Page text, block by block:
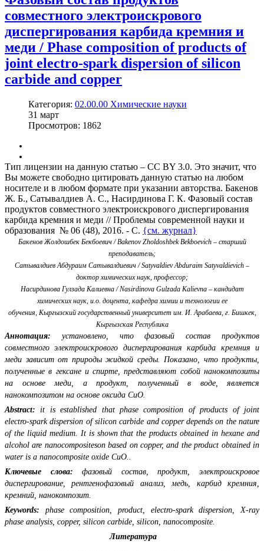
совместного электроискрового
диспергирования карбида кремния и
меди / Phase composition of products of
joint electro-spark dispersion of silicon
carbide and copper
Категория: 02.00.00 Химические науки
31 март
Просмотров: 1862
Тип лицензии на данную статью – CC BY 3.0. Это значит, что
Вы можете свободно цитировать данную статью на любом
носителе и в любом формате при указании авторства. Бакенов
Ж. Б., Сатывалдиев А. С., Насирдинова Г. К. Фазовый состав
продуктов совместного электроискрового диспергирования
карбида кремния и меди // Проблемы современной науки и
образования № 06 (48), 2016. - С. {см. журнал}
Бакенов Жолдошбек Бекбоевич / BakenovZholdoshbek Bekboevich– старший
преподаватель;
Сатывалдиев Абдураим Сатывалдиевич /SatyvaldievAbduraim Satyvaldievich –
доктор химических наук, профессор;
Насирдинова Гулзада Калиевна / Nasirdinova Gulzada Kalievna– кандидат
химических наук, и.о. доцента, кафедра химии и технологии ее
обучения, Кыргызский государственный университет им. И. Арабаева, г. Бишкек,
Кыргызская Республика
Аннотация: установлено, что фазовый состав продуктов
совместного электроискрового диспергирования карбида кремния и
меди зависит от природы жидкой среды. Показано, что продукты,
полученные в гексане и спирте, представляют собой нанокомпозиты
на основе меди, а продукт, полученный в воде, является
нанокомпозитом на основе оксида CuO.
Abstract: it is established that phase composition of products of joint
electro-spark dispersion of silicon carbide and copper depends on the nature
of the liquid medium. It is shown that the products obtained in hexane and
alcohol are nanocompositeson based on copper, and the product obtained in
water is a nanocomposite oxide CuO..
Ключевые слова: фазовый состав, продукт, электроискровое
диспергирование, рентгенофазовый анализ, медь, карбид кремния,
кремний, нанокомпозит.
Keywords: phase composition, product, electro-spark dispersion, X-ray
phase analysis, copper, silicon carbide, silicon, nanocomposite.
Литература